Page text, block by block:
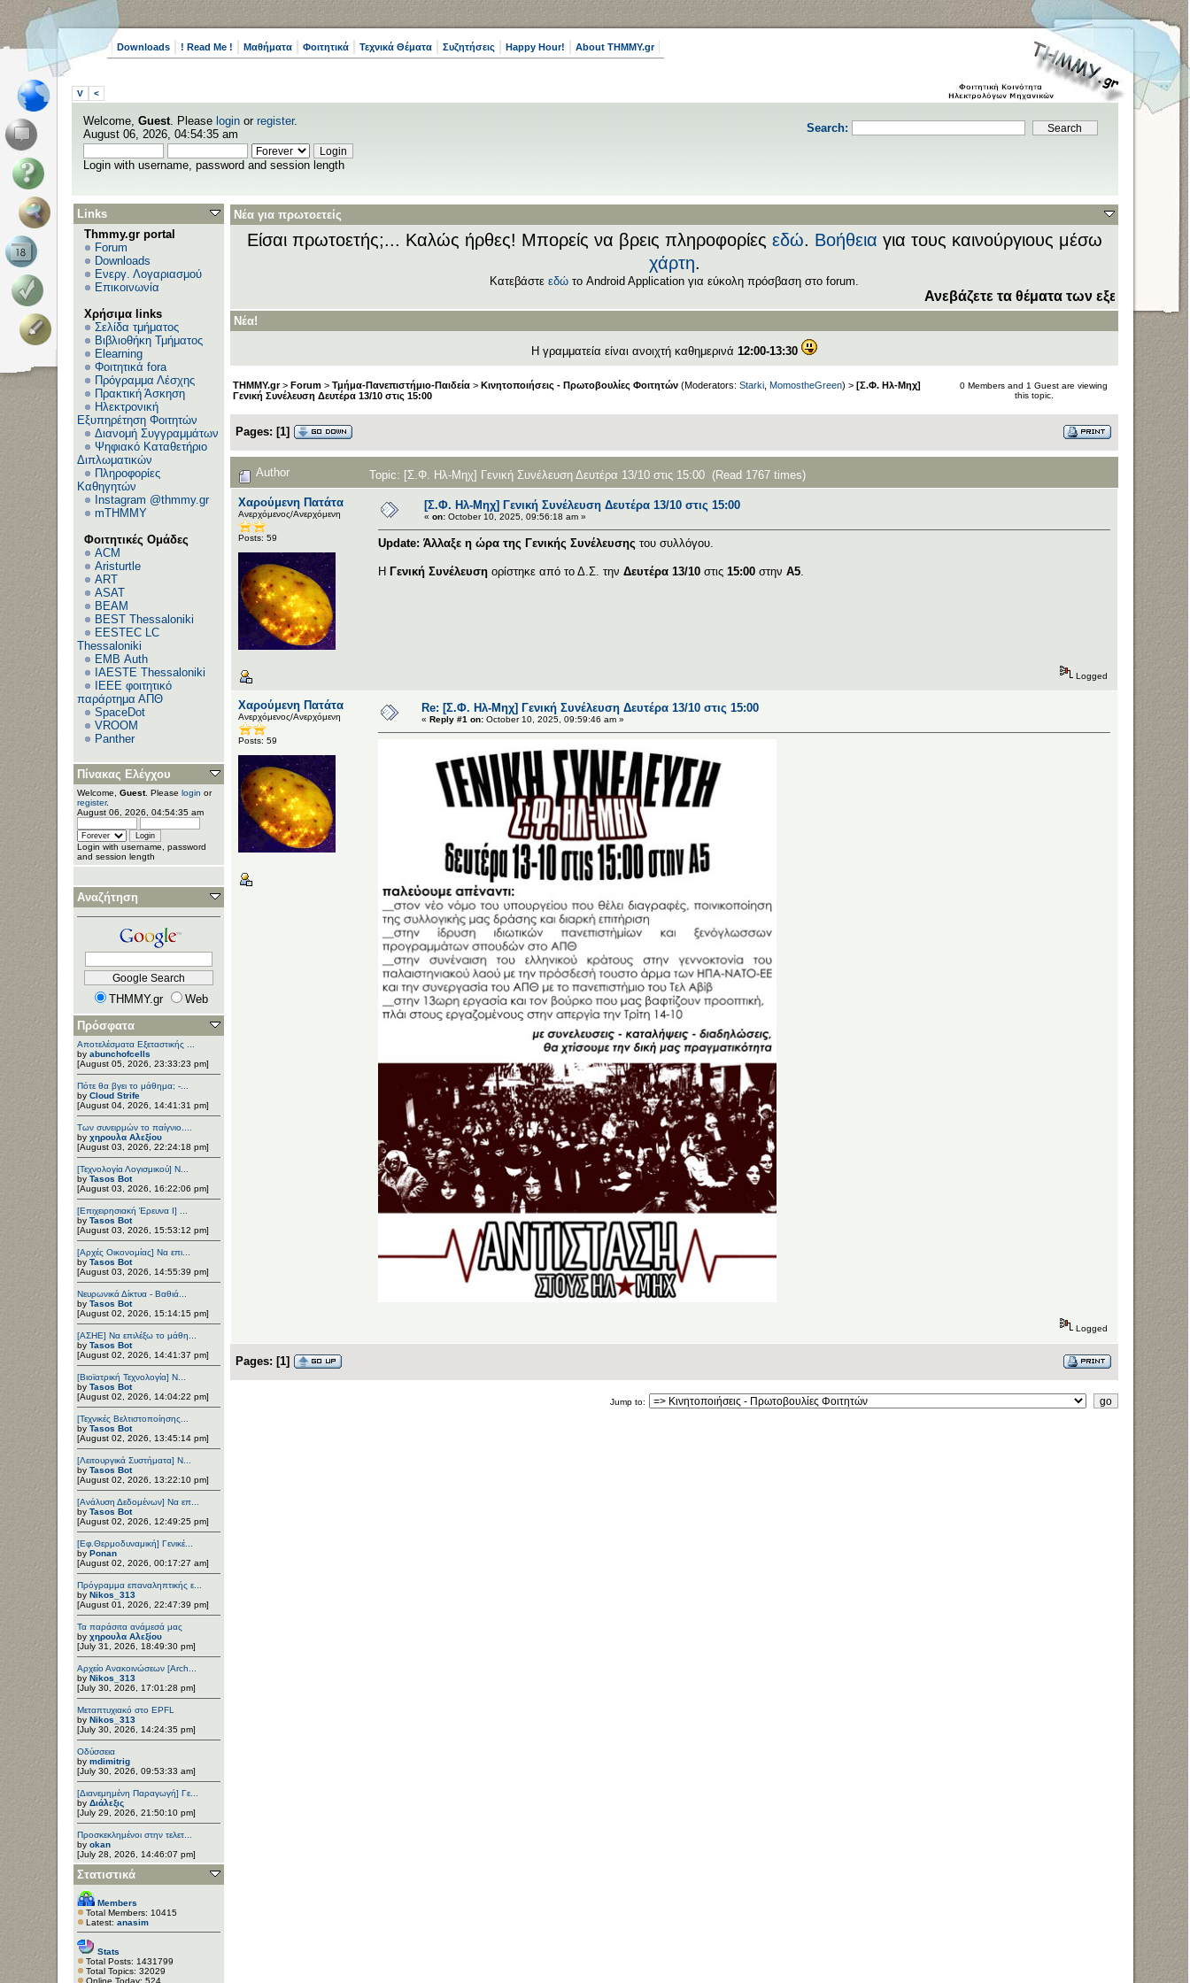
Downloads ! Read Me ! Μαθήματα Φοιτητικά Τεχνικά Θέματα Συζητήσεις Happy Hour! About THMMY.gr
V <
Search:
Welcome, Guest. Please login or register.
August 06, 2026, 04:54:35 am
Login with username, password and session length
Links
Thmmy.gr portal
Forum
Downloads
Ενεργ. Λογαριασμού
Επικοινωνία
Χρήσιμα links
Σελίδα τμήματος
Βιβλιοθήκη Τμήματος
Elearning
Φοιτητικά fora
Πρόγραμμα Λέσχης
Πρακτική Άσκηση
Ηλεκτρονική
Εξυπηρέτηση Φοιτητών
Διανομή Συγγραμμάτων
Ψηφιακό Καταθετήριο
Διπλωματικών
Πληροφορίες
Καθηγητών
Instagram @thmmy.gr
mTHMMY
Φοιτητικές Ομάδες
ACM
Aristurtle
ART
ASAT
BEAM
BEST Thessaloniki
EESTEC LC
Thessaloniki
EΜΒ Auth
IAESTE Thessaloniki
IEEE φοιτητικό
παράρτημα ΑΠΘ
SpaceDot
VROOM
Panther
Πίνακας Ελέγχου
Welcome, Guest. Please login or
register.
August 06, 2026, 04:54:35 am
Login with username, password
and session length
Αναζήτηση
THMMY.gr
Web
Πρόσφατα
Αποτελέσματα Εξεταστικής ...
by abunchofcells
[August 05, 2026, 23:33:23 pm]
Πότε θα βγει το μάθημα; -...
by Cloud Strife
[August 04, 2026, 14:41:31 pm]
Των συνειρμών το παίγνιο....
by χηρουλα Αλεξίου
[August 03, 2026, 22:24:18 pm]
[Τεχνολογία Λογισμικού] Ν...
by Tasos Bot
[August 03, 2026, 16:22:06 pm]
[Επιχειρησιακή Έρευνα Ι] ...
by Tasos Bot
[August 03, 2026, 15:53:12 pm]
[Αρχές Οικονομίας] Να επι...
by Tasos Bot
[August 03, 2026, 14:55:39 pm]
Νευρωνικά Δίκτυα - Βαθιά...
by Tasos Bot
[August 02, 2026, 15:14:15 pm]
[ΑΣΗΕ] Να επιλέξω το μάθη...
by Tasos Bot
[August 02, 2026, 14:41:37 pm]
[Βιοϊατρική Τεχνολογία] Ν...
by Tasos Bot
[August 02, 2026, 14:04:22 pm]
[Τεχνικές Βελτιστοποίησης...
by Tasos Bot
[August 02, 2026, 13:45:14 pm]
[Λειτουργικά Συστήματα] Ν...
by Tasos Bot
[August 02, 2026, 13:22:10 pm]
[Ανάλυση Δεδομένων] Να επ...
by Tasos Bot
[August 02, 2026, 12:49:25 pm]
[Εφ.Θερμοδυναμική] Γενικέ...
by Ponan
[August 02, 2026, 00:17:27 am]
Πρόγραμμα επαναληπτικής ε...
by Nikos_313
[August 01, 2026, 22:47:39 pm]
Τα παράσιτα ανάμεσά μας
by χηρουλα Αλεξίου
[July 31, 2026, 18:49:30 pm]
Αρχείο Ανακοινώσεων [Arch...
by Nikos_313
[July 30, 2026, 17:01:28 pm]
Μεταπτυχιακό στο EPFL
by Nikos_313
[July 30, 2026, 14:24:35 pm]
Οδύσσεια
by mdimitrig
[July 30, 2026, 09:53:33 am]
[Διανεμημένη Παραγωγή] Γε...
by Διάλεξις
[July 29, 2026, 21:50:10 pm]
Προσκεκλημένοι στην τελετ...
by okan
[July 28, 2026, 14:46:07 pm]
Στατιστικά
Members
Total Members: 10415
Latest: anasim
Stats
Total Posts: 1431799
Total Topics: 32029
Online Today: 524
Νέα για πρωτοετείς
Είσαι πρωτοετής;... Καλώς ήρθες! Μπορείς να βρεις πληροφορίες εδώ. Βοήθεια για τους καινούργιους μέσω
χάρτη.
Κατεβάστε εδώ το Android Application για εύκολη πρόσβαση στο forum.
Ανεβάζετε τα θέματα των εξετάσεων στον
Νέα!
Η γραμματεία είναι ανοιχτή καθημερινά 12:00-13:30
THMMY.gr> Forum > Τμήμα-Πανεπιστήμιο-Παιδεία > Κινητοποιήσεις - Πρωτοβουλίες Φοιτητών (Moderators: Starki, MomostheGreen) > [Σ.Φ. Ηλ-Μηχ]
Γενική Συνέλευση Δευτέρα 13/10 στις 15:00
0 Members and 1 Guest are viewing
this topic.
Pages: [1]
Author Topic: [Σ.Φ. Ηλ-Μηχ] Γενική Συνέλευση Δευτέρα 13/10 στις 15:00 (Read 1767 times)
Χαρούμενη Πατάτα
Ανερχόμενος/Ανερχόμενη
Posts: 59
[Σ.Φ. Ηλ-Μηχ] Γενική Συνέλευση Δευτέρα 13/10 στις 15:00
« on: October 10, 2025, 09:56:18 am »
Update: Άλλαξε η ώρα της Γενικής Συνέλευσης του συλλόγου.
Η Γενική Συνέλευση ορίστηκε από το Δ.Σ. την Δευτέρα 13/10 στις 15:00 στην Α5
Logged
Χαρούμενη Πατάτα
Ανερχόμενος/Ανερχόμενη
Posts: 59
Re: [Σ.Φ. Ηλ-Μηχ] Γενική Συνέλευση Δευτέρα 13/10 στις 15:00
« Reply #1 on: October 10, 2025, 09:59:46 am »
Logged
Pages: [1]
Jump to: